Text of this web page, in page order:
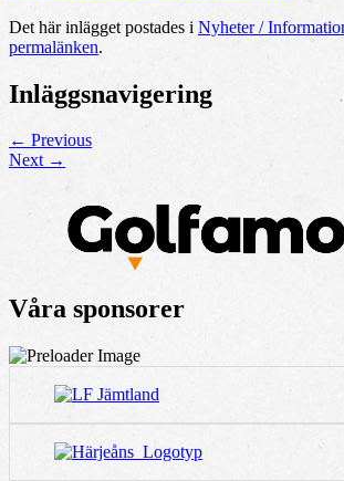
Det här inlägget postades i Nyheter /
permalänken.
Inläggsnavigering
← Previous
Next →
Våra sponsorer